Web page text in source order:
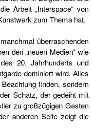
Arbeit „Interspace“ von
zum Thema hat.
überraschenden
den „neuen Medien“ wie
20. Jahrhunderts und
dominiert wird. Alles
finden, sondern
Schatz, der gedeiht mit
zu großzügigen Gesten
anderen Seite zeigt die